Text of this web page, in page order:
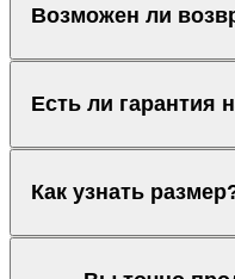
Возможен ли
Есть ли гарантия
Как узнать